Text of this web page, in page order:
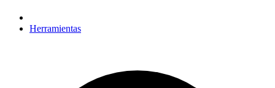
Herramientas